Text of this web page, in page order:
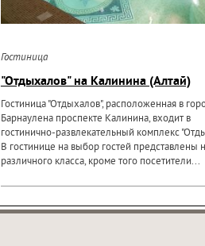
Гостиница
"Отдыхалов" на Калинина (Алтай)
Гостиница "Отдыхалов", расположенная в
Барнаулена проспекте Калинина, входит в
гостинично-развлекательный комплекс
В гостинице на выбор гостей представлены
различного класса, кроме того посетители...